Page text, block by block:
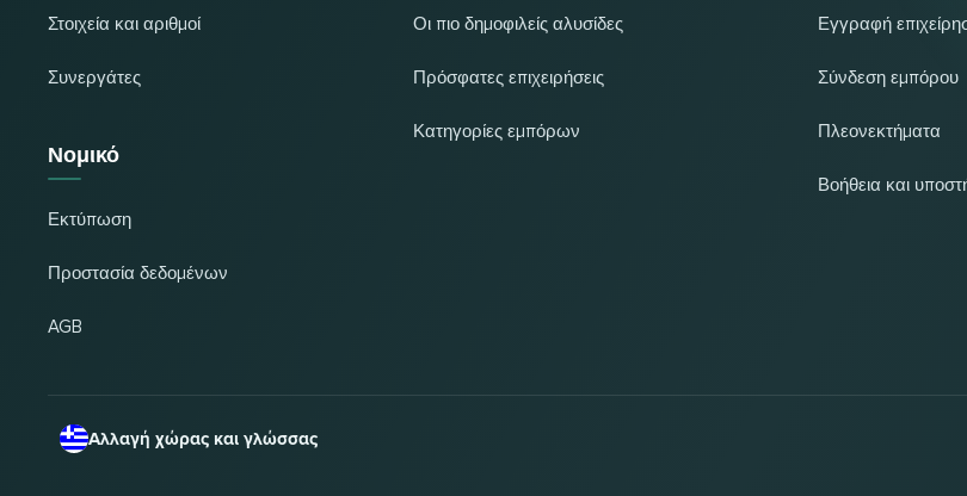
Στοιχεία και αριθμοί
Συνεργάτες
Νομικό
Εκτύπωση
Προστασία δεδομένων
AGB
Οι πιο δημοφιλείς αλυσίδες
Πρόσφατες επιχειρήσεις
Κατηγορίες εμπόρων
Εγγραφή
Σύνδεση εμπόρου
Πλεονεκτήματα
Βοήθεια και
Αλλαγή χώρας και γλώσσας